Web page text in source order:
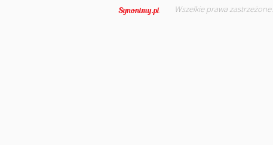
Wszelkie prawa zastrzeżone.